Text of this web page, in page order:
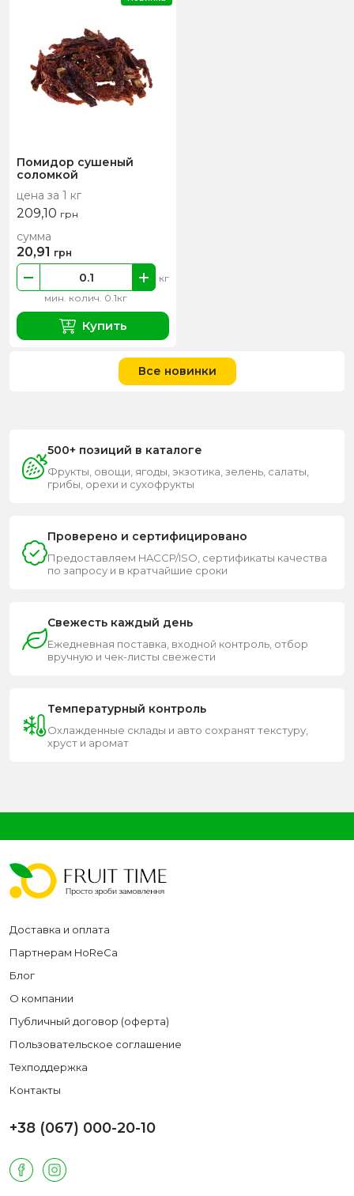
Помидор сушеный
соломкой
цена за 1 кг
209,10 грн
мин. колич. 0.1кг
кг
сумма
20,91 грн
Купить
Все новинки
500+ позиций в каталоге
Фрукты, овощи, ягоды, экзотика, зелень, салаты,
грибы, орехи и сухофрукты
Проверено и сертифицировано
Предоставляем HACCP/ISO, сертификаты качества
по запросу и в кратчайшие сроки
Свежесть каждый день
Ежедневная поставка, входной контроль, отбор
вручную и чек-листы свежести
Температурный контроль
Охлажденные склады и авто сохранят текстуру,
хруст и аромат
Доставка и оплата
Партнерам HoReCa
Блог
О компании
Публичный договор (оферта)
Пользовательское соглашение
Техподдержка
Контакты
+38 (067) 000-20-10